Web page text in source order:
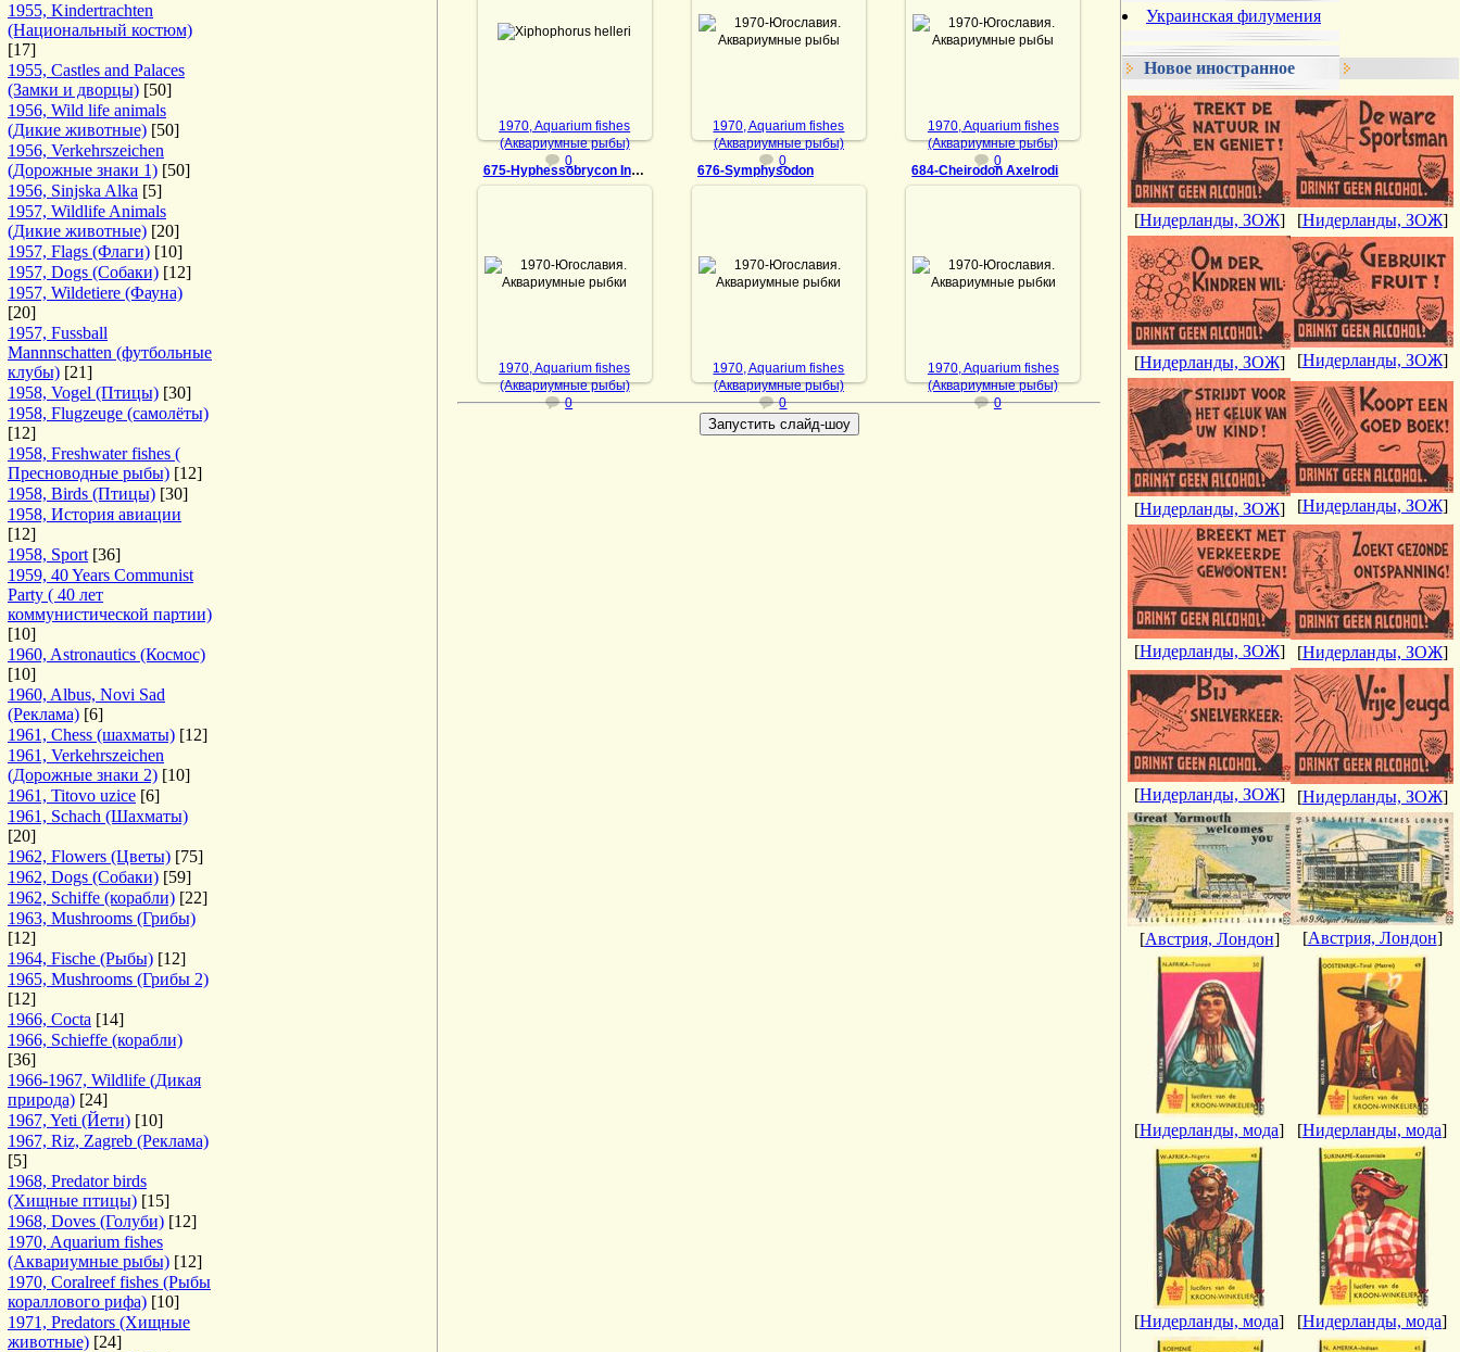
1955, Kindertrachten
(Национальный костюм)
[17]
1955, Castles and Palaces
(Замки и дворцы) [50]
1956, Wild life animals
(Дикие животные) [50]
1956, Verkehrszeichen
(Дорожные знаки 1) [50]
1956, Sinjska Alka [5]
1957, Wildlife Animals
(Дикие животные) [20]
1957, Flags (Флаги) [10]
1957, Dogs (Собаки) [12]
1957, Wildetiere (Фауна)
[20]
1957, Fussball
Mannnschatten (футбольные
клубы) [21]
1958, Vogel (Птицы) [30]
1958, Flugzeuge (самолёты)
[12]
1958, Freshwater fishes (
Пресноводные рыбы) [12]
1958, Birds (Птицы) [30]
1958, История авиации
[12]
1958, Sport [36]
1959, 40 Years Communist
Party ( 40 лет
коммунистической партии)
[10]
1960, Astronautics (Космос)
[10]
1960, Albus, Novi Sad
(Реклама) [6]
1961, Chess (шахматы) [12]
1961, Verkehrszeichen
(Дорожные знаки 2) [10]
1961, Titovo uzice [6]
1961, Schach (Шахматы)
[20]
1962, Flowers (Цветы) [75]
1962, Dogs (Собаки) [59]
1962, Schiffe (корабли) [22]
1963, Mushrooms (Грибы)
[12]
1964, Fische (Рыбы) [12]
1965, Mushrooms (Грибы 2)
[12]
1966, Cocta [14]
1966, Schieffe (корабли)
[36]
1966-1967, Wildlife (Дикая
природа) [24]
1967, Yeti (Йети) [10]
1967, Riz, Zagreb (Реклама)
[5]
1968, Predator birds
(Хищные птицы) [15]
1968, Doves (Голуби) [12]
1970, Aquarium fishes
(Аквариумные рыбы) [12]
1970, Coralreef fishes (Рыбы
кораллового рифа) [10]
1971, Predators (Хищные
животные) [24]
1970-Югославия.
Аквариумные рыбы
1970, Aquarium fishes
(Аквариумные рыбы)
0
1970-Югославия.
Аквариумные рыбы
1970, Aquarium fishes
(Аквариумные рыбы)
0
1970-Югославия.
Аквариумные рыбы
1970, Aquarium fishes
(Аквариумные рыбы)
0
675-Hyphessobrycon Innesi
1970-Югославия.
Аквариумные рыбки
1970, Aquarium fishes
(Аквариумные рыбы)
0
676-Symphysodon
1970-Югославия.
Аквариумные рыбки
1970, Aquarium fishes
(Аквариумные рыбы)
0
684-Cheirodon Axelrodi
1970-Югославия.
Аквариумные рыбки
1970, Aquarium fishes
(Аквариумные рыбы)
0
Украинская филумения
Новое иностранное
[Нидерланды, ЗОЖ] [Нидерланды, ЗОЖ]
[Нидерланды, ЗОЖ] [Нидерланды, ЗОЖ]
[Нидерланды, ЗОЖ] [Нидерланды, ЗОЖ]
[Нидерланды, ЗОЖ] [Нидерланды, ЗОЖ]
[Нидерланды, ЗОЖ] [Нидерланды, ЗОЖ]
[Австрия, Лондон] [Австрия, Лондон]
[Нидерланды, мода] [Нидерланды, мода]
[Нидерланды, мода] [Нидерланды, мода]